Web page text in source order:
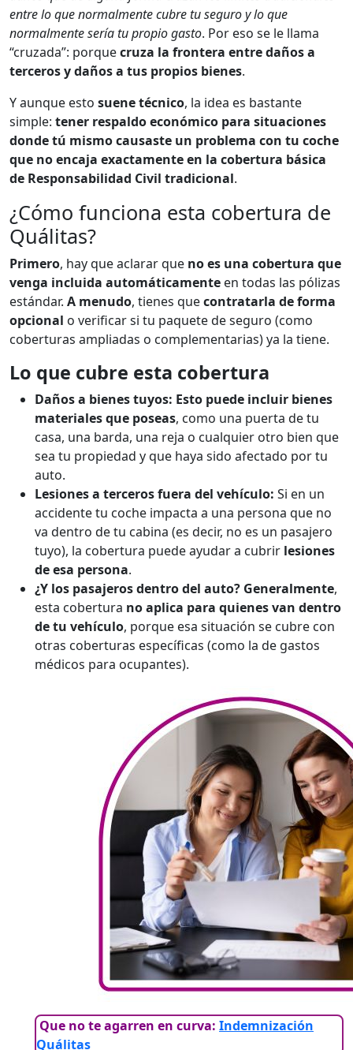
entre lo que normalmente cubre tu seguro y lo que
normalmente sería tu propio gasto. Por eso se le llama
“cruzada”: porquecruza la frontera entre daños a
terceros y daños a tus propios bienes.
Y aunque esto suene técnico, la idea es bastante
simple: tener respaldo económico para situaciones
donde tú mismo causaste un problema con tu coche
que no encaja exactamente en la cobertura básica
de Responsabilidad Civil tradicional.
¿Cómo funciona esta cobertura de
Quálitas?
Primero, hay que aclarar que no es una cobertura que
venga incluida automáticamente en todas las pólizas
estándar. A menudo, tienes quecontratarla de forma
opcional o verificar si tu paquete de seguro (como
coberturas ampliadas o complementarias) ya la tiene.
Lo que cubre esta cobertura
Daños a bienes tuyos: Esto puede incluir bienes
materiales que poseas, como una puerta de tu
casa, una barda, una reja o cualquier otro bien que
sea tu propiedad y que haya sido afectado por tu
auto.
Lesiones a terceros fuera del vehículo: Si en un
accidente tu coche impacta a una persona que no
va dentro de tu cabina (es decir, no es un pasajero
tuyo), la cobertura puede ayudar a cubrir lesiones
de esa persona.
¿Y los pasajeros dentro del auto? Generalmente,
esta cobertura no aplica para quienes van dentro
de tu vehículo, porque esa situación se cubre con
otras coberturas específicas (como la de gastos
médicos para ocupantes).
Que no te agarren en curva: Indemnización
Quálitas